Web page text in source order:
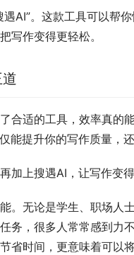
AI”。这款工具可以帮
写作变得更轻松。
合适的工具，效率真的
提升你的写作质量，还
加上搜遇AI，让写作变得
。无论是学生、职场人
务，很多人常常感到力
时间，更意味着可以